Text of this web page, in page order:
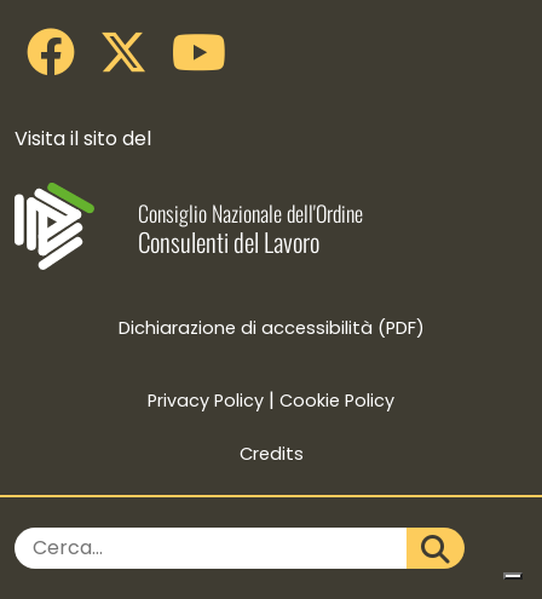
Visita il sito del
Consiglio Nazionale dell'Ordine
Consulenti del Lavoro
Dichiarazione di accessibilità (PDF)
Privacy Policy | Cookie Policy
Credits
Cerca nel sito
CERCA